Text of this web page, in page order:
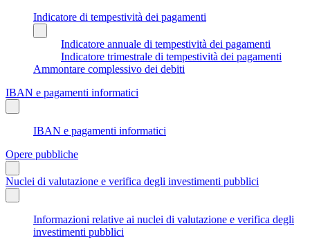
Indicatore di tempestività dei pagamenti
Indicatore annuale di tempestività dei pagamenti
Indicatore trimestrale di tempestività dei pagamenti
Ammontare complessivo dei debiti
IBAN e pagamenti informatici
IBAN e pagamenti informatici
Opere pubbliche
Nuclei di valutazione e verifica degli investimenti pubblici
Informazioni relative ai nuclei di valutazione e verifica degli
investimenti pubblici